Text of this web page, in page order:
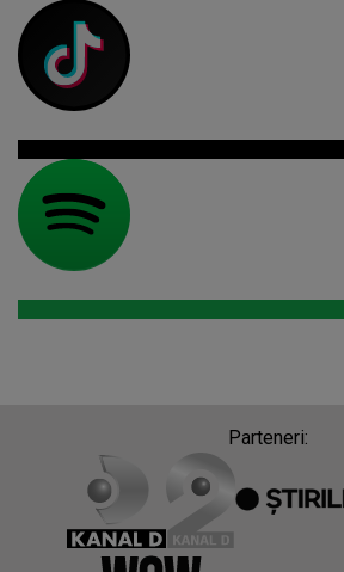
Parteneri: